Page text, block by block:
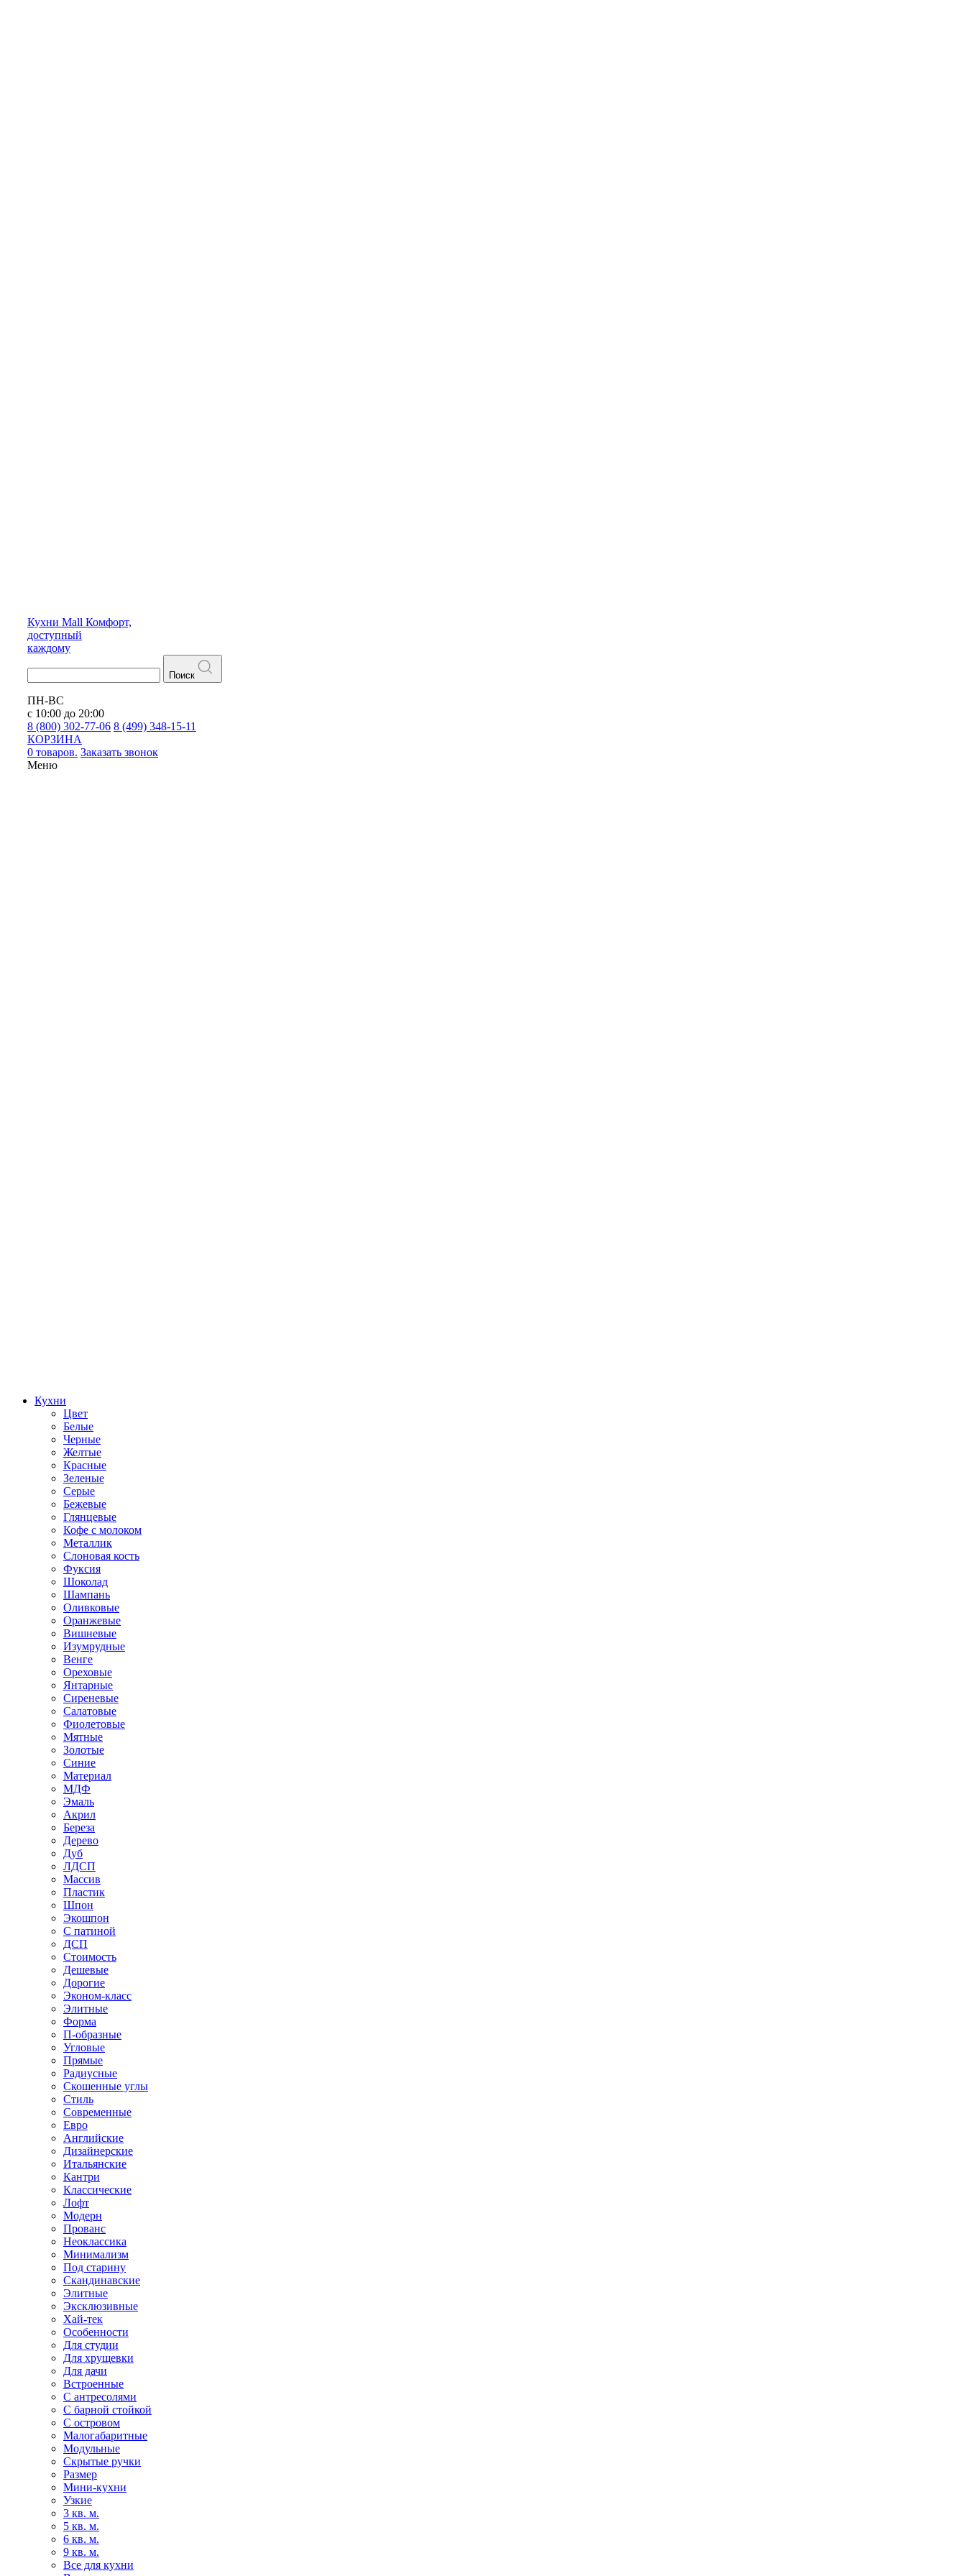
Кухни Mall Комфорт,
доступный
каждому
Поиск
ПН-ВС
с 10:00 до 20:00
8 (800) 302-77-06 8 (499) 348-15-11
КОРЗИНА
0 товаров. Заказать звонок
Меню
Кухни
Цвет
Белые
Черные
Желтые
Красные
Зеленые
Серые
Бежевые
Глянцевые
Кофе с молоком
Металлик
Слоновая кость
Фуксия
Шоколад
Шампань
Оливковые
Оранжевые
Вишневые
Изумрудные
Венге
Ореховые
Янтарные
Сиреневые
Салатовые
Фиолетовые
Мятные
Золотые
Синие
Материал
МДФ
Эмаль
Акрил
Береза
Дерево
Дуб
ЛДСП
Массив
Пластик
Шпон
Экошпон
С патиной
ДСП
Стоимость
Дешевые
Дорогие
Эконом-класс
Элитные
Форма
П-образные
Угловые
Прямые
Радиусные
Скошенные углы
Стиль
Современные
Евро
Английские
Дизайнерские
Итальянские
Кантри
Классические
Лофт
Модерн
Прованс
Неоклассика
Минимализм
Под старину
Скандинавские
Элитные
Эксклюзивные
Хай-тек
Особенности
Для студии
Для хрущевки
Для дачи
Встроенные
С антресолями
С барной стойкой
С островом
Малогабаритные
Модульные
Скрытые ручки
Размер
Мини-кухни
Узкие
3 кв. м.
5 кв. м.
6 кв. м.
9 кв. м.
Все для кухни